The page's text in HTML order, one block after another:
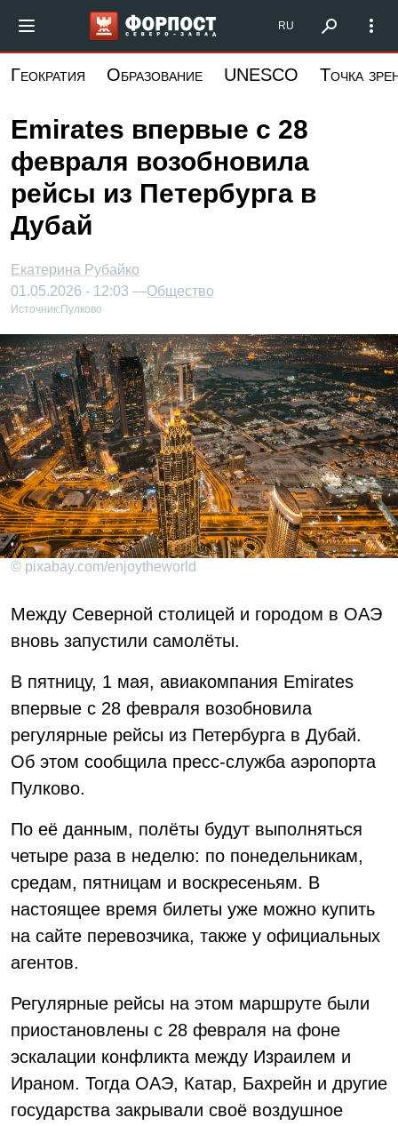
основному
Форпост Северо-Запад
RU
Геократия Образование UNESCO Точка
Emirates впервые с 28
февраля возобновила
рейсы из Петербурга в
Дубай
Екатерина Рубайко
01.05.2026 - 12:03 —Общество
Источник: Пулково
© pixabay.com/enjoytheworld
Между Северной столицей и городом в ОАЭ
вновь запустили самолёты.
В пятницу, 1 мая, авиакомпания Emirates
впервые с 28 февраля возобновила
регулярные рейсы из Петербурга в Дубай.
Об этом сообщила пресс-служба аэропорта
Пулково.
По её данным, полёты будут выполняться
четыре раза в неделю: по понедельникам,
средам, пятницам и воскресеньям. В
настоящее время билеты уже можно купить
на сайте перевозчика, также у официальных
агентов.
Регулярные рейсы на этом маршруте были
приостановлены с 28 февраля на фоне
эскалации конфликта между Израилем и
Ираном. Тогда ОАЭ, Катар, Бахрейн и другие
государства закрывали своё воздушное